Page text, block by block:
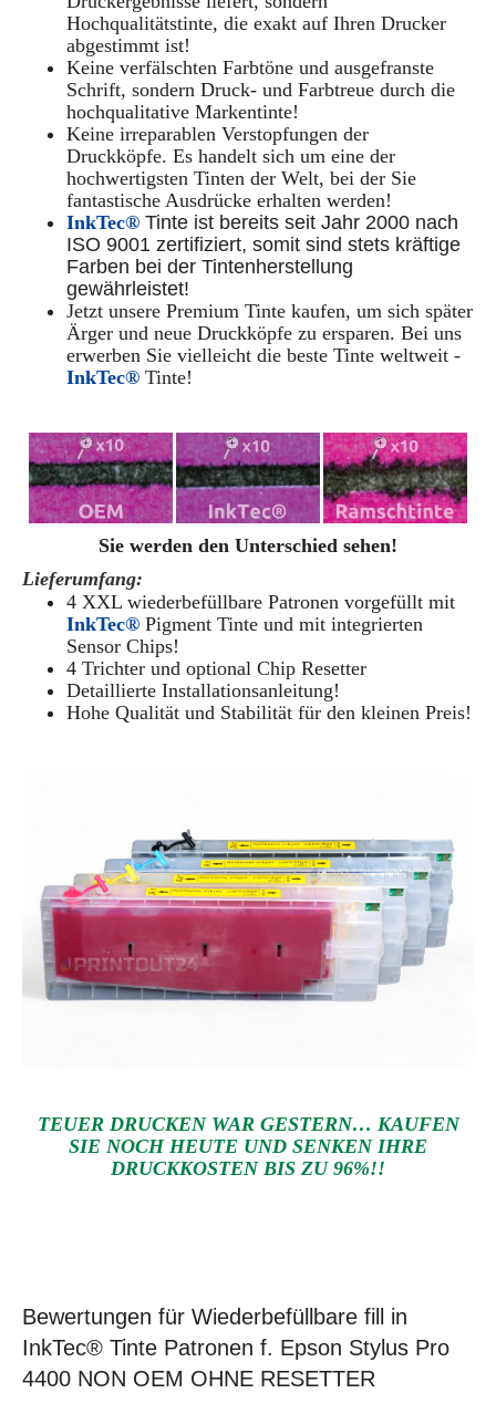
Hochqualitätstinte, die exakt auf Ihren Drucker
abgestimmt ist!
Keine verfälschten Farbtöne und ausgefranste
Schrift, sondern Druck- und Farbtreue durch die
hochqualitative Markentinte!
Keine irreparablen Verstopfungen der
Druckköpfe. Es handelt sich um eine der
hochwertigsten Tinten der Welt, bei der Sie
fantastische Ausdrücke erhalten werden!
InkTec® Tinte ist bereits seit Jahr 2000 nach
ISO 9001 zertifiziert, somit sind stets kräftige
Farben bei der Tintenherstellung
gewährleistet!
Jetzt unsere Premium Tinte kaufen, um sich später
Ärger und neue Druckköpfe zu ersparen. Bei uns
erwerben Sie vielleicht die beste Tinte weltweit -
InkTec® Tinte!
Sie werden den Unterschied sehen!
Lieferumfang:
4 XXL wiederbefüllbare Patronen vorgefüllt mit
InkTec® Pigment Tinte und mit integrierten
Sensor Chips!
4 Trichter und optional Chip Resetter
Detaillierte Installationsanleitung!
Hohe Qualität und Stabilität für den kleinen Preis!
TEUER DRUCKEN WAR GESTERN… KAUFEN
SIE NOCH HEUTE UND SENKEN IHRE
DRUCKKOSTEN BIS ZU 96%!!
Bewertungen für Wiederbefüllbare fill in
InkTec® Tinte Patronen f. Epson Stylus Pro
4400 NON OEM OHNE RESETTER